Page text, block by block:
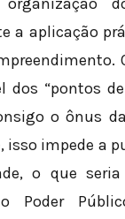
a aplicação
dos “pontos
o ônus
isso impede a
o que
Poder